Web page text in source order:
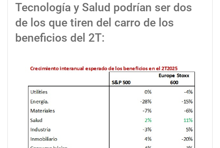
Tecnología y Salud podrían ser dos
de los que tiren del carro de los
beneficios del 2T: